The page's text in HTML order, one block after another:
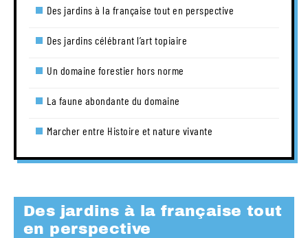
Des jardins à la française tout en perspective
Des jardins célébrant l’art topiaire
Un domaine forestier hors norme
La faune abondante du domaine
Marcher entre Histoire et nature vivante
Des jardins à la française tout
en perspective